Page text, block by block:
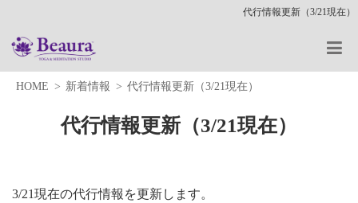
代行情報更新（3/21現在）
HOME 新着情報 代行情報更新（3/21現在）
代行情報更新（3/21現在）
3/21現在の代行情報を更新します。